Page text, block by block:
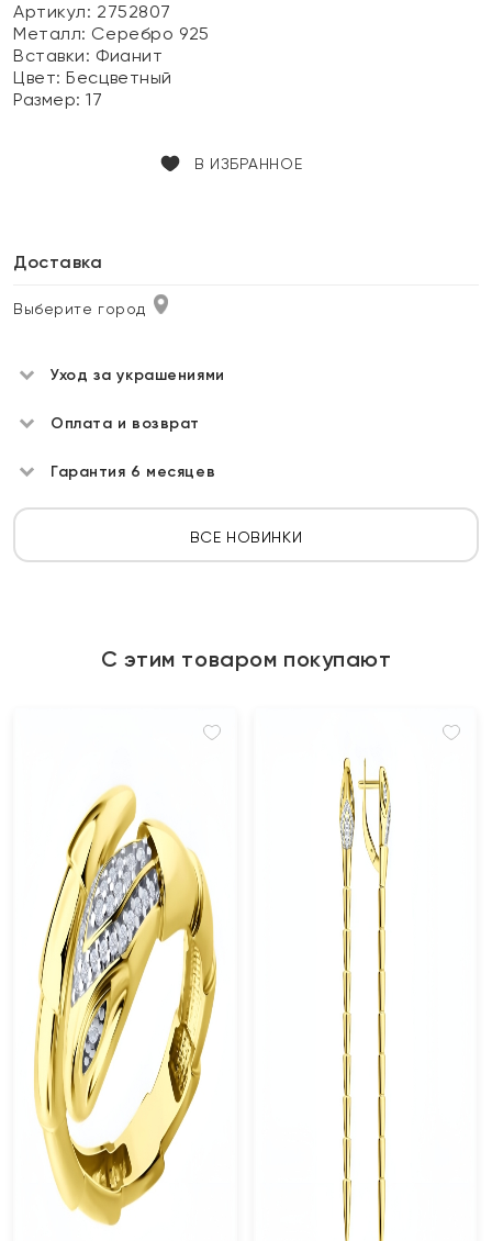
Артикул: 2752807
Металл: Серебро 925
Вставки: Фианит
Цвет:Бесцветный
Размер:17
В ИЗБРАННОЕ
Доставка
Выберите город
Уход за украшениями
Оплата и возврат
Гарантия 6 месяцев
ВСЕ НОВИНКИ
С этим товаром покупают